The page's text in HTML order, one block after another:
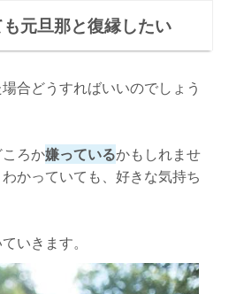
元旦那と復縁したい
合どうすればいいのでしょう
ろか嫌っているかもしれませ
かっていても、好きな気持ち
いきます。